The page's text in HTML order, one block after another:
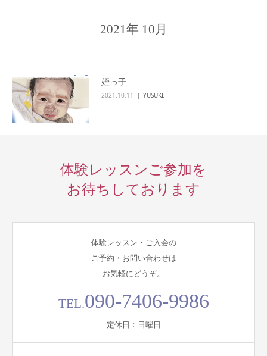
2021年 10月
姪っ子
2021.10.11 YUSUKE
体験レッスンご参加を
お待ちしております
体験レッスン・ご入会の
ご予約・お問い合わせは
お気軽にどうぞ。
TEL.090-7406-9986
定休日：日曜日